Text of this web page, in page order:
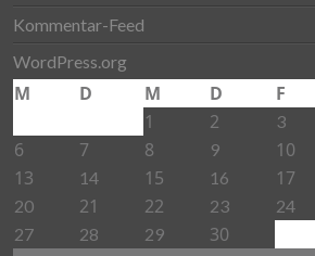
Kommentar-Feed
WordPress.org
M D M D F
1
2 3
6
7 8 9 10
13
14 15 16 17
20 21 22 23 24
27 28 29 30